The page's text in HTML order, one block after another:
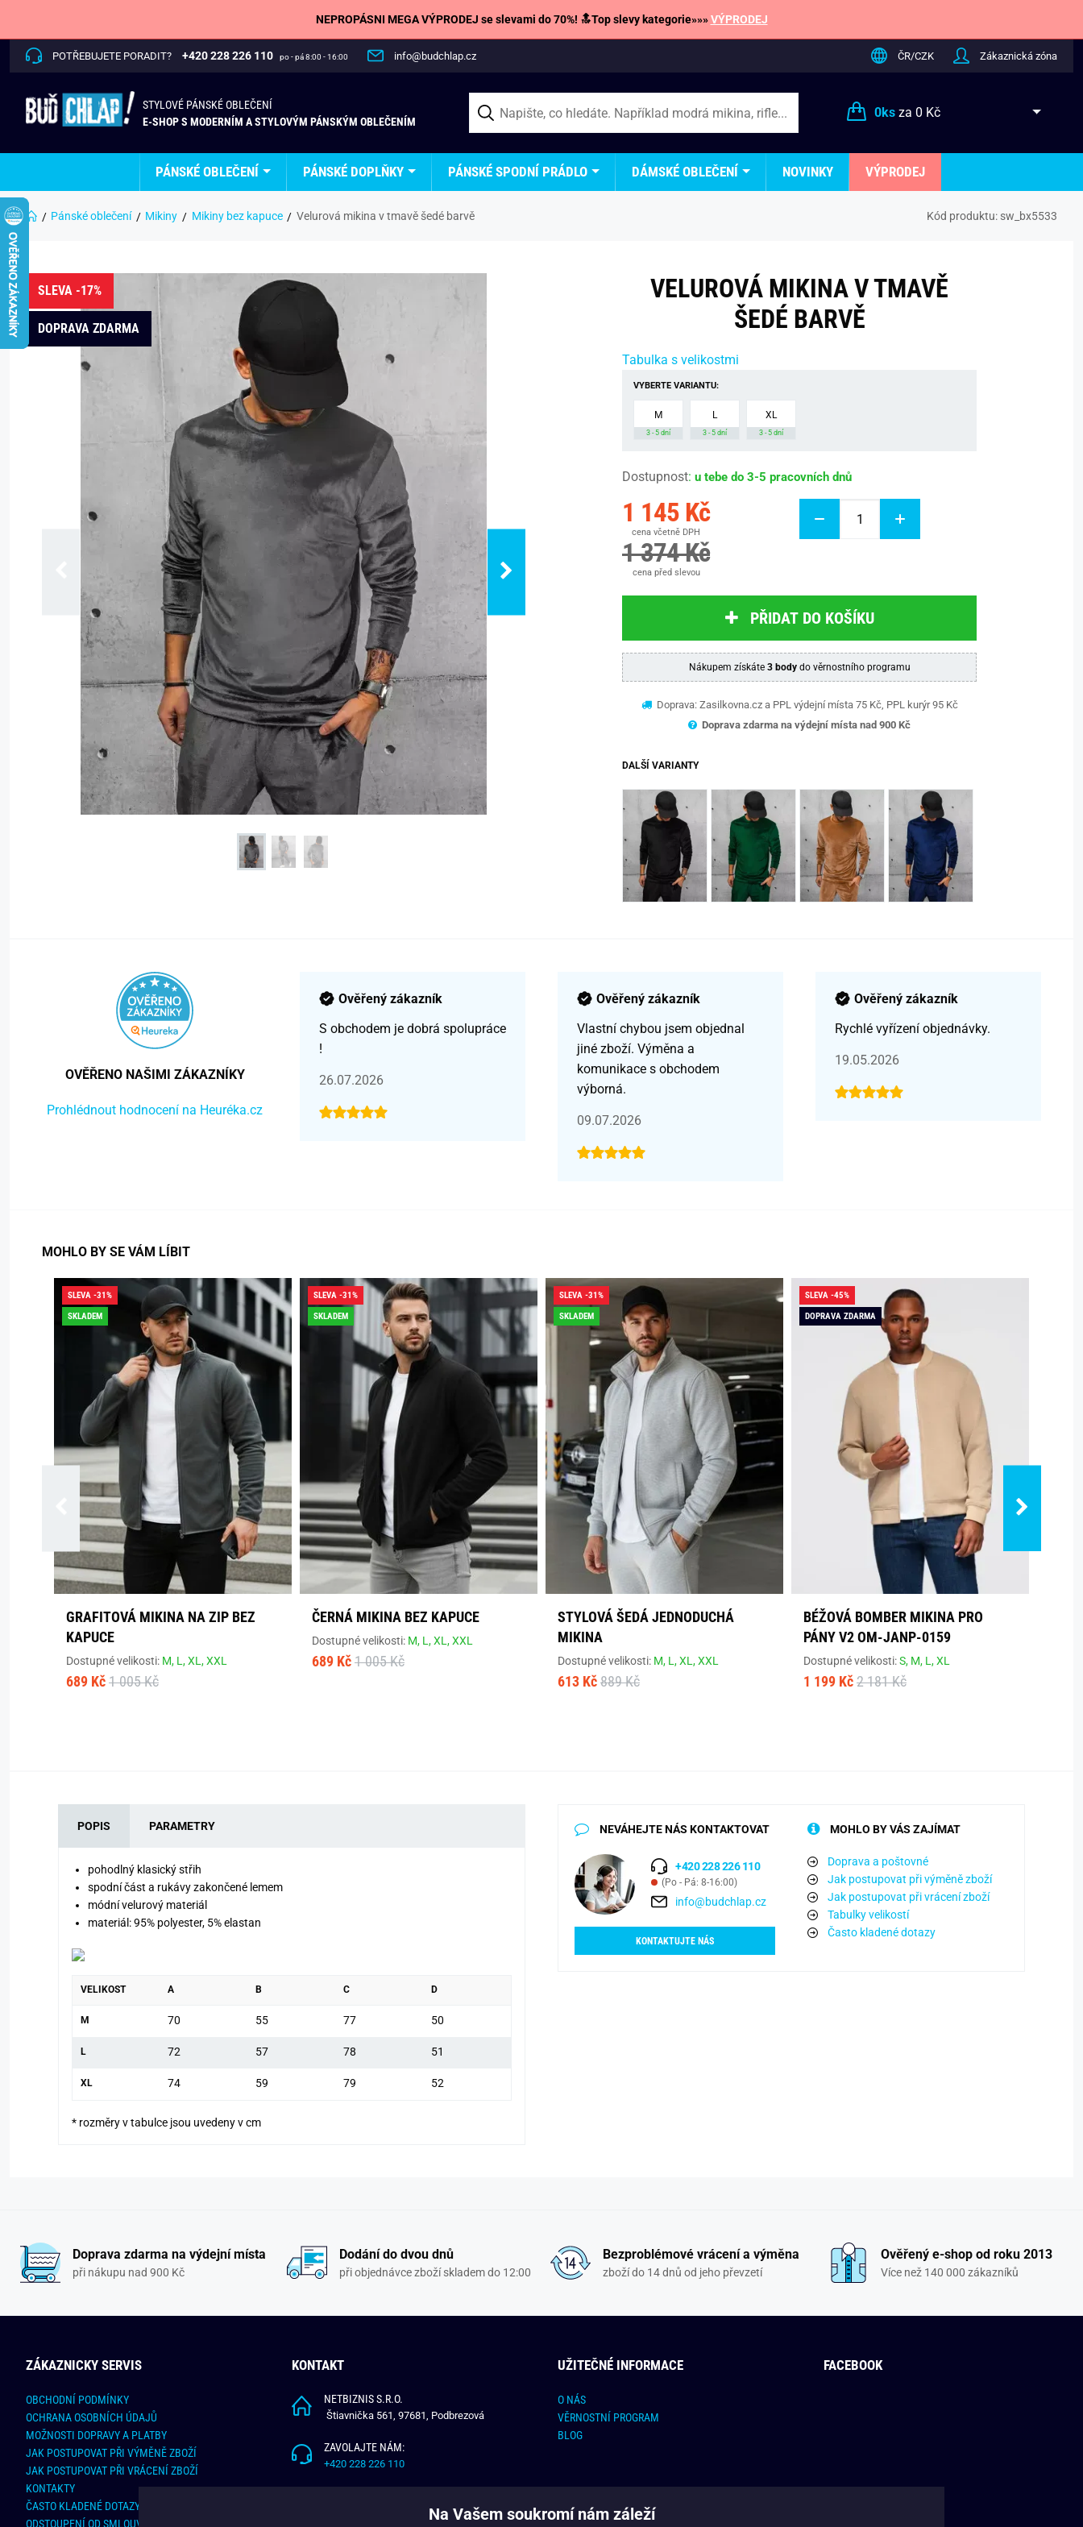
NEPROPÁSNI MEGA VÝPRODEJ se slevami do 70%! 🔝Top slevy kategorie»»»VÝPRODEJ
POTŘEBUJETE PORADIT? +420 228 226 110 po - pá 8:00 - 16:00 info@budchlap.cz ČR/CZK Zákaznická zóna
STYLOVÉ PÁNSKÉ OBLEČENÍ
E-SHOP S MODERNÍM A STYLOVÝM PÁNSKÝM OBLEČENÍM
0ksza 0 Kč
PÁNSKÉ OBLEČENÍ PÁNSKÉ DOPLŇKY PÁNSKÉ SPODNÍ PRÁDLO DÁMSKÉ OBLEČENÍ NOVINKY VÝPRODEJ
Pánské oblečení Mikiny Mikiny bez kapuce Velurová mikina v tmavě šedé barvě Kód produktu: sw_bx5533
SLEVA -17%
DOPRAVA ZDARMA
VELUROVÁ MIKINA V TMAVĚ
ŠEDÉ BARVĚ
Tabulka s velikostmi
VYBERTE VARIANTU:
M
3 - 5 dní
L
3 - 5 dní
XL
3 - 5 dní
Dostupnost: u tebe do 3-5 pracovních dnů
1 145 Kč
cena včetně DPH
1 374 Kč
cena před slevou
PŘIDAT DO KOŠÍKU
Nákupem získáte 3 bodydo věrnostního programu
Doprava: Zasilkovna.cz a PPL výdejní místa 75 Kč, PPL kurýr 95 Kč
Doprava zdarma na výdejní místa nad 900 Kč
DALŠÍ VARIANTY
OVĚŘENO NAŠIMI ZÁKAZNÍKY
Prohlédnout hodnocení na Heuréka.cz
Ověřený zákazník
S obchodem je dobrá spolupráce
!
26.07.2026
Ověřený zákazník
Vlastní chybou jsem objednal
jiné zboží. Výměna a
komunikace s obchodem
výborná.
09.07.2026
Ověřený zákazník
Rychlé vyřízení objednávky.
19.05.2026
MOHLO BY SE VÁM LÍBIT
SLEVA -31%
SKLADEM
GRAFITOVÁ MIKINA NA ZIP BEZ
KAPUCE
Dostupné velikosti: M, L,XL,XXL
689 Kč 1 005 Kč
SLEVA -31%
SKLADEM
ČERNÁ MIKINA BEZ KAPUCE
Dostupné velikosti: M, L,XL,XXL
689 Kč 1 005 Kč
SLEVA -31%
SKLADEM
STYLOVÁ ŠEDÁ JEDNODUCHÁ
MIKINA
Dostupné velikosti: M, L,XL,XXL
613 Kč 889 Kč
SLEVA -45%
DOPRAVA ZDARMA
BÉŽOVÁ BOMBER MIKINA PRO
PÁNY V2 OM-JANP-0159
Dostupné velikosti:S, M, L,XL
1 199 Kč 2 181 Kč
POPIS PARAMETRY
pohodlný klasický střih
spodní část a rukávy zakončené lemem
módní velurový materiál
materiál: 95% polyester, 5% elastan
VELIKOST A B C D
M 70 55 77 50
L 72 57 78 51
XL 74 59 79 52
* rozměry v tabulce jsou uvedeny v cm
NEVÁHEJTE NÁS KONTAKTOVAT
+420 228 226 110
(Po - Pá: 8-16:00)
info@budchlap.cz
KONTAKTUJTE NÁS
MOHLO BY VÁS ZAJÍMAT
Doprava a poštovné
Jak postupovat při výměně zboží
Jak postupovat při vrácení zboží
Tabulky velikostí
Často kladené dotazy
Doprava zdarma na výdejní místa
při nákupu nad 900 Kč
Dodání do dvou dnů
při objednávce zboží skladem do 12:00
Bezproblémové vrácení a výměna
zboží do 14 dnů od jeho převzetí
Ověřený e-shop od roku 2013
Více než 140 000 zákazníků
ZÁKAZNICKY SERVIS
OBCHODNÍ PODMÍNKY
OCHRANA OSOBNÍCH ÚDAJŮ
MOŽNOSTI DOPRAVY A PLATBY
JAK POSTUPOVAT PŘI VÝMĚNĚ ZBOŽÍ
JAK POSTUPOVAT PŘI VRÁCENÍ ZBOŽÍ
KONTAKTY
ČASTO KLADENÉ DOTAZY
ODSTOUPENÍ OD SMLOUVY - ONLINE FORMULÁŘ
KONTAKT
NETBIZNIS S.R.O.
Štiavnička 561, 97681, Podbrezová
ZAVOLAJTE NÁM:
+420 228 226 110
UŽITEČNÉ INFORMACE
O NÁS
VĚRNOSTNÍ PROGRAM
BLOG
FACEBOOK
Na Vašem soukromí nám záleží